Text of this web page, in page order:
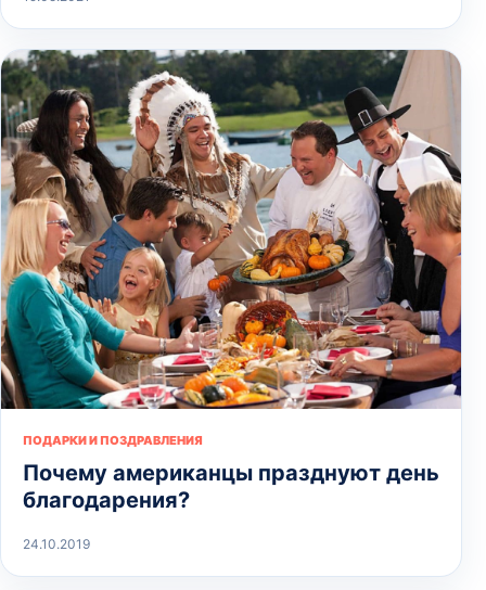
ПОДАРКИ И ПОЗДРАВЛЕНИЯ
Почему американцы празднуют день
благодарения?
24.10.2019